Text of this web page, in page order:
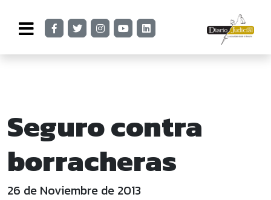
Seguro contra
borracheras
26 de Noviembre de 2013